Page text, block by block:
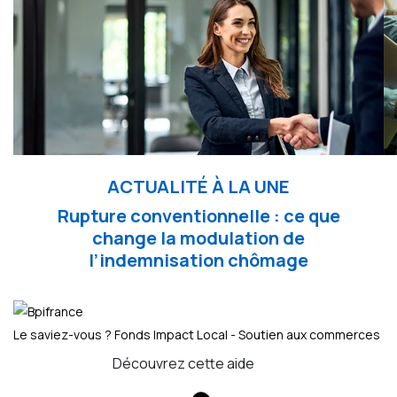
ACTUALITÉ À LA UNE
Rupture conventionnelle : ce que
change la modulation de
l’indemnisation chômage
Le saviez-vous ? Fonds Impact Local - Soutien aux commerces
Découvrez cette aide